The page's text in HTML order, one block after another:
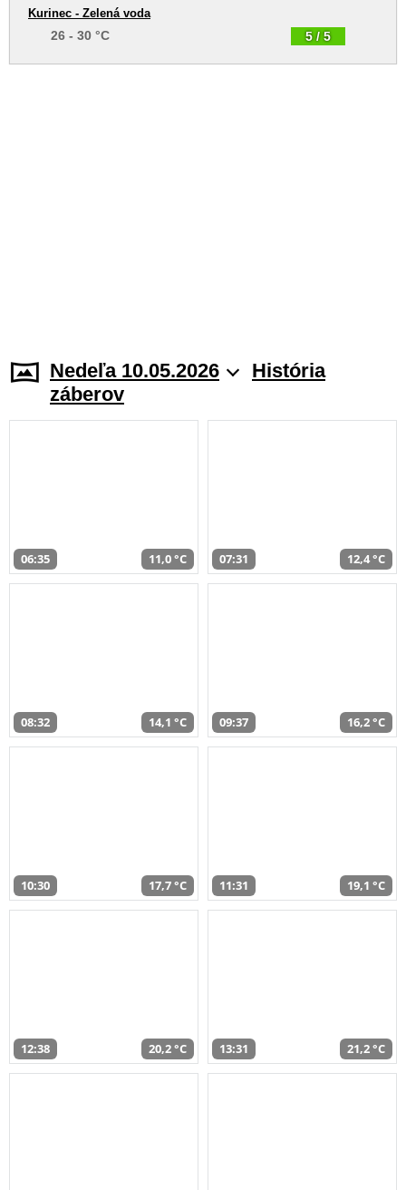
5 / 5
Kurinec - Zelená voda
26 - 30 °C
Nedeľa 10.05.2026
História
záberov
06:35 11,0 °C 07:31 12,4 °C
08:32 14,1 °C 09:37 16,2 °C
10:30 17,7 °C 11:31 19,1 °C
12:38 20,2 °C 13:31 21,2 °C